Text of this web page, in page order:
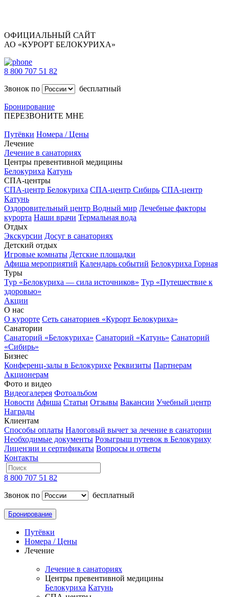
ОФИЦИАЛЬНЫЙ САЙТ
АО «КУРОРТ БЕЛОКУРИХА»
8 800 707 51 82
Звонок по
бесплатный
Бронирование
ПЕРЕЗВОНИТЕ МНЕ
Путёвки Номера / Цены
Лечение
Лечение в санаториях
Центры превентивной медицины
Белокуриха Катунь
СПА-центры
СПА-центр Белокуриха СПА-центр Сибирь СПА-центр
Катунь
Оздоровительный центр Водный мир Лечебные факторы
курорта Наши врачи Термальная вода
Отдых
Экскурсии Досуг в санаториях
Детский отдых
Игровые комнаты Детские площадки
Афиша мероприятий Календарь событий Белокуриха Горная
Туры
Тур «Белокуриха — сила источников» Тур «Путешествие к
здоровью»
Акции
О нас
О курорте Сеть санаториев «Курорт Белокуриха»
Санатории
Санаторий «Белокуриха» Санаторий «Катунь» Санаторий
«Сибирь»
Бизнес
Конференц-залы в Белокурихе Реквизиты Партнерам
Акционерам
Фото и видео
Видеогалерея Фотоальбом
Новости Афиша Статьи Отзывы Вакансии Учебный центр
Награды
Клиентам
Способы оплаты Налоговый вычет за лечение в санатории
Необходимые документы Розыгрыш путевок в Белокуриху
Лицензии и сертификаты Вопросы и ответы
Контакты
8 800 707 51 82
Звонок по
бесплатный
Бронирование
Путёвки
Номера / Цены
Лечение
Лечение в санаториях
Центры превентивной медицины
Белокуриха Катунь